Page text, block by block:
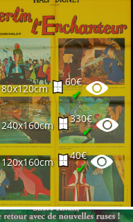
80x120cm
60€
✔
240x160cm
330€
✔
120x160cm
40€
✔